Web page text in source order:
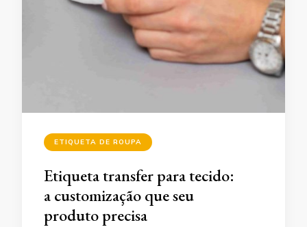
ETIQUETA DE ROUPA
Etiqueta transfer para tecido:
a customização que seu
produto precisa